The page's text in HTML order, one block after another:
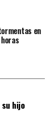
en
hijo